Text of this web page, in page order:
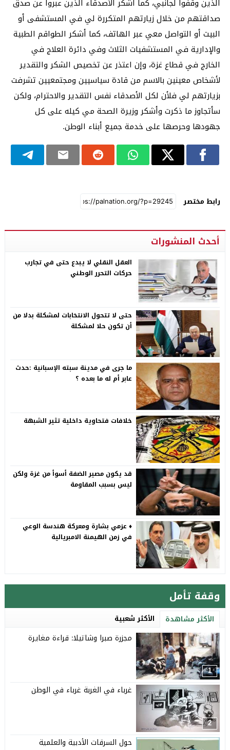
الذين وقفوا لجانبي، كما أشكر الأصدقاء الذين عبروا عن صدق
صداقتهم من خلال زيارتهم المتكررة لي في المستشفى أو
البيت أو التواصل معي عبر الهاتف، كما أشكر الطواقم الطبية
والإدارية في المستشفيات الثلاث وفي دائرة العلاج في
الخارج في قطاع غزة، وإن اعتذر عن تخصيص الشكر والتقدير
لأشخاص معينين بالاسم من قادة سياسيين ومجتمعيين تشرفت
بزيارتهم لي فلأن لكل الأصدقاء نفس التقدير والاحترام، ولكن
سأتجاوز ما ذكرت وأشكر وزيرة الصحة مي كيله على كل
جهودها وحرصها على خدمة جميع أبناء الوطن.
رابط مختصر
أحدث المنشورات
العقل النقلي لا يبدع حتى في تجارب
حركات التحرر الوطني
حتى لا تتحول الانتخابات لمشكلة بدلا من
أن تكون حلا لمشكلة
ما جرى في مدينة سبته الإسبانية :حدث
عابر أم له ما بعده ؟
خلافات فتحاوية داخلية تثير الشبهة
قد يكون مصير الضفة أسوأ من غزة ولكن
ليس بسبب المقاومة
♦️ عزمي بشارة ومعركة هندسة الوعي
في زمن الهيمنة الامبريالية
وقفة تأمل
الأكثر مشاهدة الأكثر شعبية
1
مجزرة صبرا وشاتيلا: قراءة مغايرة
2
غرباء في الغربة غرباء في الوطن
حول السرقات الأدبية والعلمية